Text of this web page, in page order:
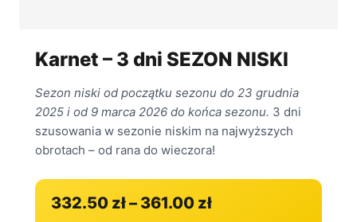
Karnet – 3 dni SEZON NISKI
Sezon niski od początku sezonu do 23 grudnia
2025 i od 9 marca 2026 do końca sezonu. 3 dni
szusowania w sezonie niskim na najwyższych
obrotach – od rana do wieczora!
332.50 zł– 361.00 zł